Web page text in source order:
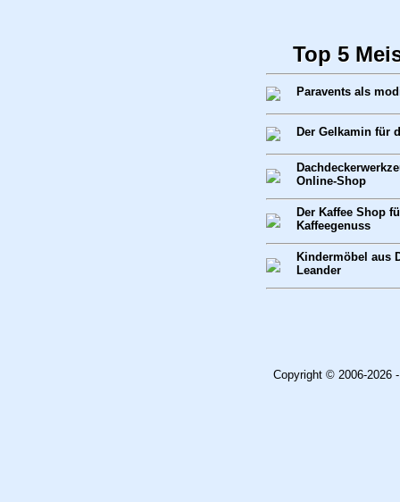
Top 5
Paravents als
Der Gelkamin für
Online-Shop
Der Kaffee Shop
Kaffeegenuss
Kindermöbel aus
Leander
Copyright © 2006-